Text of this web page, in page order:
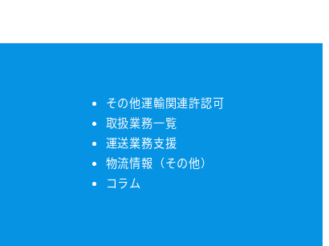
その他運輸関連許認可
取扱業務一覧
運送業務支援
物流情報（その他）
コラム